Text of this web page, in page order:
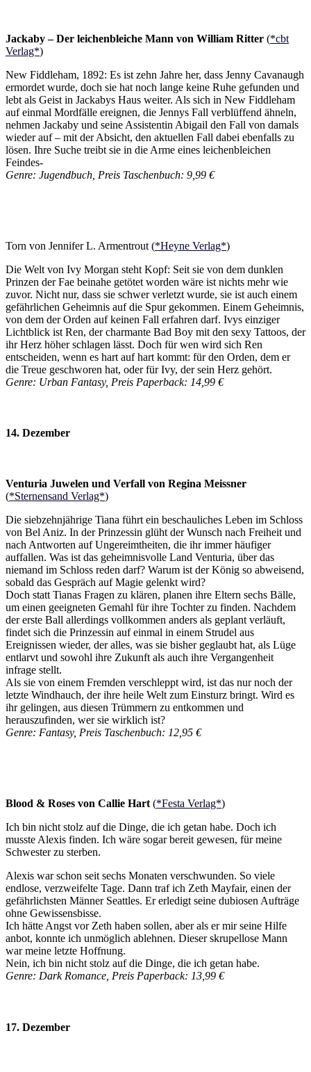
Jackaby – Der leichenbleiche Mann von William Ritter (*cbt
Verlag*)
New Fiddleham, 1892: Es ist zehn Jahre her, dass Jenny Cavanaugh
ermordet wurde, doch sie hat noch lange keine Ruhe gefunden und
lebt als Geist in Jackabys Haus weiter. Als sich in New Fiddleham
auf einmal Mordfälle ereignen, die Jennys Fall verblüffend ähneln,
nehmen Jackaby und seine Assistentin Abigail den Fall von damals
wieder auf – mit der Absicht, den aktuellen Fall dabei ebenfalls zu
lösen. Ihre Suche treibt sie in die Arme eines leichenbleichen
Feindes-
Genre: Jugendbuch, Preis Taschenbuch: 9,99 €
Torn von Jennifer L. Armentrout (*Heyne Verlag*)
Die Welt von Ivy Morgan steht Kopf: Seit sie von dem dunklen
Prinzen der Fae beinahe getötet worden wäre ist nichts mehr wie
zuvor. Nicht nur, dass sie schwer verletzt wurde, sie ist auch einem
gefährlichen Geheimnis auf die Spur gekommen. Einem Geheimnis,
von dem der Orden auf keinen Fall erfahren darf. Ivys einziger
Lichtblick ist Ren, der charmante Bad Boy mit den sexy Tattoos, der
ihr Herz höher schlagen lässt. Doch für wen wird sich Ren
entscheiden, wenn es hart auf hart kommt: für den Orden, dem er
die Treue geschworen hat, oder für Ivy, der sein Herz gehört.
Genre: Urban Fantasy, Preis Paperback: 14,99 €
14. Dezember
Venturia Juwelen und Verfall von Regina Meissner
(*Sternensand Verlag*)
Die siebzehnjährige Tiana führt ein beschauliches Leben im Schloss
von Bel Aniz. In der Prinzessin glüht der Wunsch nach Freiheit und
nach Antworten auf Ungereimtheiten, die ihr immer häufiger
auffallen. Was ist das geheimnisvolle Land Venturia, über das
niemand im Schloss reden darf? Warum ist der König so abweisend,
sobald das Gespräch auf Magie gelenkt wird?
Doch statt Tianas Fragen zu klären, planen ihre Eltern sechs Bälle,
um einen geeigneten Gemahl für ihre Tochter zu finden. Nachdem
der erste Ball allerdings vollkommen anders als geplant verläuft,
findet sich die Prinzessin auf einmal in einem Strudel aus
Ereignissen wieder, der alles, was sie bisher geglaubt hat, als Lüge
entlarvt und sowohl ihre Zukunft als auch ihre Vergangenheit
infrage stellt.
Als sie von einem Fremden verschleppt wird, ist das nur noch der
letzte Windhauch, der ihre heile Welt zum Einsturz bringt. Wird es
ihr gelingen, aus diesen Trümmern zu entkommen und
herauszufinden, wer sie wirklich ist?
Genre: Fantasy, Preis Taschenbuch: 12,95 €
Blood & Roses von Callie Hart(*Festa Verlag*)
Ich bin nicht stolz auf die Dinge, die ich getan habe. Doch ich
musste Alexis finden. Ich wäre sogar bereit gewesen, für meine
Schwester zu sterben.
Alexis war schon seit sechs Monaten verschwunden. So viele
endlose, verzweifelte Tage. Dann traf ich Zeth Mayfair, einen der
gefährlichsten Männer Seattles. Er erledigt seine dubiosen Aufträge
ohne Gewissensbisse.
Ich hätte Angst vor Zeth haben sollen, aber als er mir seine Hilfe
anbot, konnte ich unmöglich ablehnen. Dieser skrupellose Mann
war meine letzte Hoffnung.
Nein, ich bin nicht stolz auf die Dinge, die ich getan habe.
Genre: Dark Romance, Preis Paperback: 13,99 €
17. Dezember